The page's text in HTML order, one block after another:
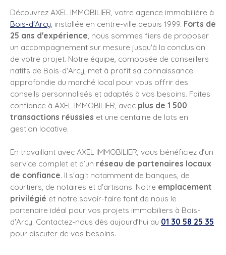
Découvrez AXEL IMMOBILIER, votre agence immobilière à
Bois-d'Arcy, installée en centre-ville depuis 1999. Forts de
25 ans d'expérience, nous sommes fiers de proposer
un accompagnement sur mesure jusqu'à la conclusion
de votre projet. Notre équipe, composée de conseillers
natifs de Bois-d'Arcy, met à profit sa connaissance
approfondie du marché local pour vous offrir des
conseils personnalisés et adaptés à vos besoins. Faites
confiance à AXEL IMMOBILIER, avec plus de 1 500
transactions réussies et une centaine de lots en
gestion locative.
En travaillant avec AXEL IMMOBILIER, vous bénéficiez d’un
service complet et d’un réseau de partenaires locaux
de confiance. Il s'agit notamment de banques, de
courtiers, de notaires et d'artisans. Notre emplacement
privilégié et notre savoir-faire font de nous le
partenaire idéal pour vos projets immobiliers à Bois-
d'Arcy. Contactez-nous dès aujourd’hui au 01 30 58 25 35
pour discuter de vos besoins.